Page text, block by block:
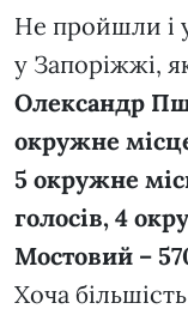
Не пройшли і
у Запоріжжі,
Олександр
окружне
5 окружне
голосів, 4
Мостовий –
Хоча